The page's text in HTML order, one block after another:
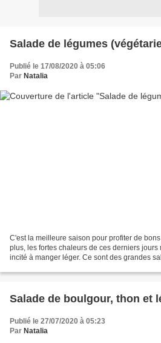
Salade de légumes
Publié le 17/08/2020 à 05:06
Par Natalia
C'est la meilleure saison pour profiter de
plus, les fortes chaleurs de ces derniers
incité à manger léger. Ce sont des grandes
Salade de boulgour, thon et
Publié le 27/07/2020 à 05:23
Par Natalia